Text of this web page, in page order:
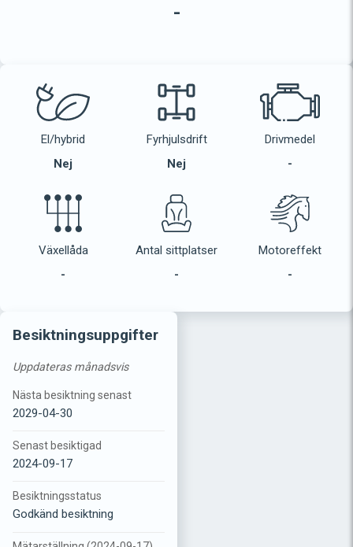
-
El/hybrid
Nej
Fyrhjulsdrift
Nej
Drivmedel
-
Växellåda
-
Antal sittplatser
-
Motoreffekt
-
Besiktningsuppgifter
Uppdateras månadsvis
Nästa besiktning senast
2029-04-30
Senast besiktigad
2024-09-17
Besiktningsstatus
Godkänd besiktning